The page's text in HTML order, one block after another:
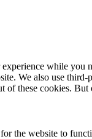
while you
We also use
of these cookies.
the website to